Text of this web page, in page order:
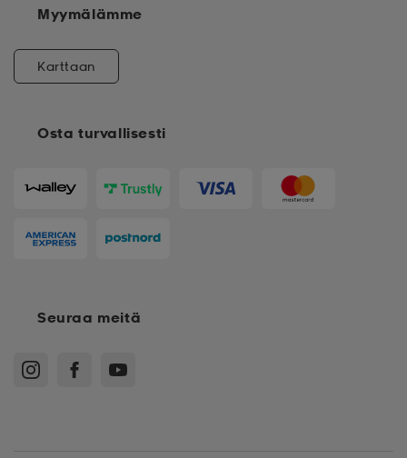
Osta turvallisesti
Myymälämme
Karttaan
Seuraa meitä